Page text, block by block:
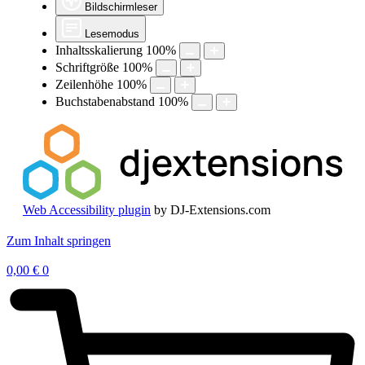
Bildschirmleser
Lesemodus
Inhaltsskalierung 100%
Schriftgröße 100%
Zeilenhöhe 100%
Buchstabenabstand 100%
Web Accessibility plugin by DJ-Extensions.com
Zum Inhalt springen
0,00 € 0